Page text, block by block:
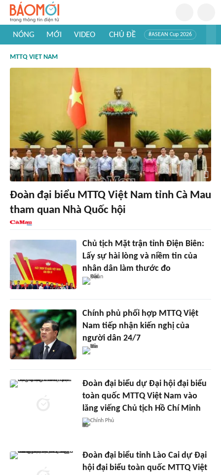
NÓNG MỚI VIDEO CHỦ ĐỀ #ASEAN Cup 2026
#Khám phá thế giới
MTTQ VIỆT NAM
Đoàn đại biểu MTTQ Việt Nam tỉnh Cà Mau
tham quan Nhà Quốc hội
Chủ tịch Mặt trận tỉnh Điện Biên:
Lấy sự hài lòng và niềm tin của
nhân dân làm thước đo
Chính phủ phối hợp MTTQ Việt
Nam tiếp nhận kiến nghị của
người dân 24/7
Đoàn đại biểu dự Đại hội đại biểu
toàn quốc MTTQ Việt Nam vào
lăng viếng Chủ tịch Hồ Chí Minh
Chính Phủ
Đoàn đại biểu tỉnh Lào Cai dự Đại
hội đại biểu toàn quốc MTTQ Việt